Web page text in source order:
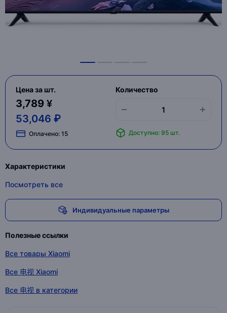
Цена за шт.
3,789 ¥
53,046 ₽
Оплачено: 15
Количество
Доступно: 95 шт.
Характеристики
Посмотреть все
Индивидуальные параметры
Полезные ссылки
Все товары Xiaomi
Все 电视 Xiaomi
Все 电视 в категории